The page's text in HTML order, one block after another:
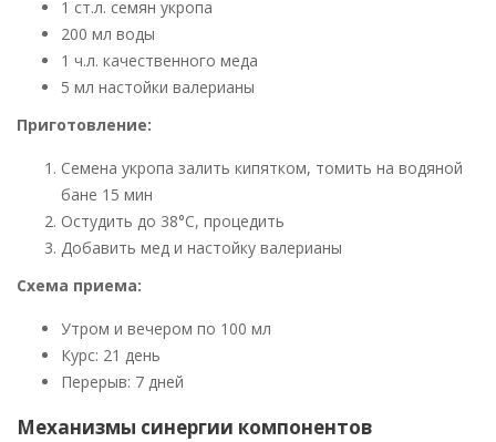
1 ст.л. семян укропа
200 мл воды
1 ч.л. качественного меда
5 мл настойки валерианы
Приготовление:
Семена укропа залить кипятком, томить на водяной
бане 15 мин
Остудить до 38°C, процедить
Добавить мед и настойку валерианы
Схема приема:
Утром и вечером по 100 мл
Курс: 21 день
Перерыв: 7 дней
Механизмы синергии компонентов